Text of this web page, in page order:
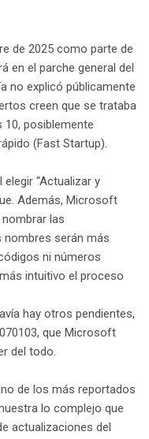
de 2025 como parte de
en el parche general del
no explicó públicamente
creen que se trataba
10, posiblemente
(Fast Startup).
elegir “Actualizar y
Además, Microsoft
las
nombres serán más
ni números
intuitivo el proceso
hay otros pendientes,
que Microsoft
del todo.
de los más reportados
lo complejo que
actualizaciones del